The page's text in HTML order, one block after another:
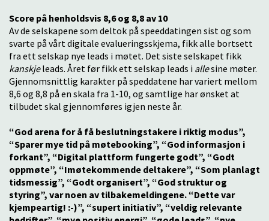
Score på henholdsvis 8,6 og 8,8 av 10
Av de selskapene som deltok på speeddatingen sist og som
svarte på vårt digitale evalueringsskjema, fikk alle bortsett
fra ett selskap nye leads i møtet. Det siste selskapet fikk
kanskjeleads. Året før fikk ett selskap leads i allesine møter.
Gjennomsnittlig karakter på speddatene har variert mellom
8,6 og 8,8 på en skala fra 1-10, og samtlige har ønsket at
tilbudet skal gjennomføres igjen neste år.
“God arena for å få beslutningstakere i riktig modus”,
“Sparer mye tid på møtebooking”, “God informasjon i
forkant”, “Digital plattform fungerte godt”, “Godt
oppmøte”, “Imøtekommende deltakere”, “Som planlagt
tidsmessig”, “Godt organisert”, “God struktur og
styring”, var noen av tilbakemeldingene.“Dette var
kjempeartig! :-)”, “supert initiativ”, “veldig relevante